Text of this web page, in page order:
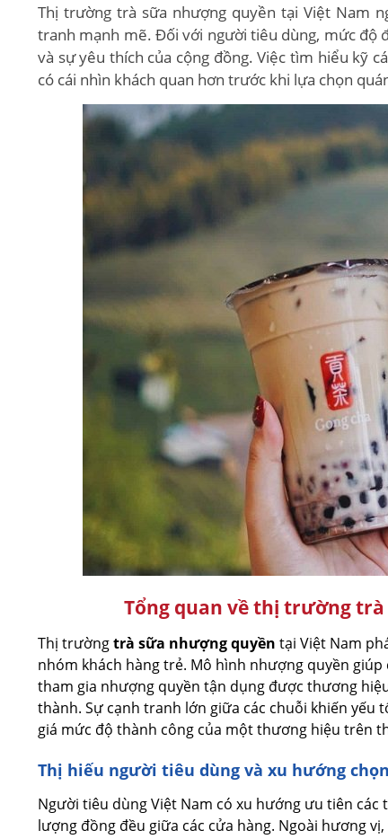
Thị trường trà sữa nhượng quyền tại Việt Nam
tranh mạnh mẽ. Đối với người tiêu dùng, mức độ
và sự yêu thích của cộng đồng. Việc tìm hiểu kỹ
có cái nhìn khách quan hơn trước khi lựa chọn
Tổng quan về thị trường
Thị trườngtrà sữa nhượng quyền tại Việt Nam
nhóm khách hàng trẻ. Mô hình nhượng quyền
tham gia nhượng quyền tận dụng được thương
thành. Sự cạnh tranh lớn giữa các chuỗi khiến
giá mức độ thành công của một thương hiệu trên
Thị hiếu người tiêu dùng và xu hướng
Người tiêu dùng Việt Nam có xu hướng ưu tiên
lượng đồng đều giữa các cửa hàng. Ngoài hương